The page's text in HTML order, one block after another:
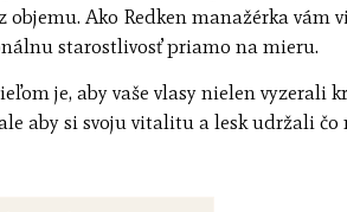
objemu. Ako Redken manažérka vám
starostlivosť priamo na mieru.
je, aby vaše vlasy nielen vyzerali
aby si svoju vitalitu a lesk udržali čo